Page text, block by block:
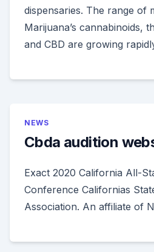
dispensaries. The range of
Marijuana’s cannabinoids,
and CBD are growing
NEWS
Cbda audition
Exact 2020 California All-
Conference Californias
Association. An affiliate of